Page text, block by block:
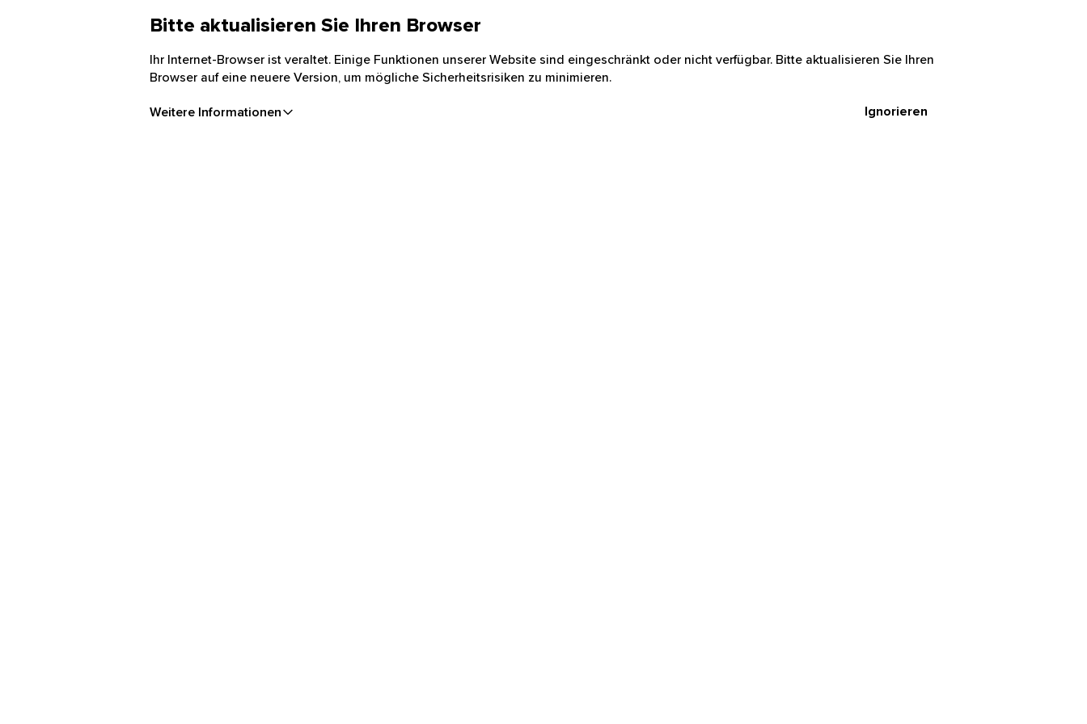
Bitte aktualisieren Sie Ihren Browser
Ihr Internet-Browser ist veraltet. Einige Funktionen unserer Website sind eingeschränkt oder nicht verfügbar. Bitte aktualisieren Sie Ihren
Browser auf eine neuere Version, um mögliche Sicherheitsrisiken zu minimieren.
Weitere Informationen Ignorieren